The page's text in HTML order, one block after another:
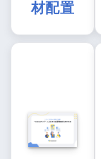
材配置